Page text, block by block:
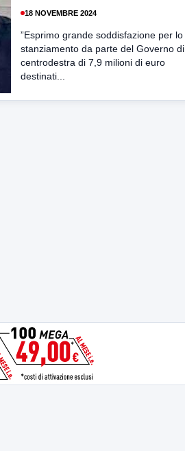
18 NOVEMBRE 2024
”Esprimo grande soddisfazione per lo
stanziamento da parte del Governo di
centrodestra di 7,9 milioni di euro
destinati...